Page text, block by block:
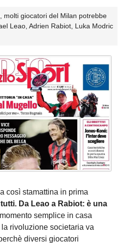
molti giocatori del Milan potrebbe
Leao, Adrien Rabiot, Luka Modric
così stamattina in prima
Da Leao a Rabiot: è una
semplice in casa
rivoluzione societaria va
diversi giocatori